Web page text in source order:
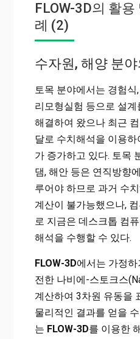
FLOW-3D의 활
례 (2)
수자원, 해양 분
토목 분야에서는 경험식
리모형실험 등으로 설
해결하여 왔으나 최근
달로 수치해석을 이용
가 증가하고 있다. 토목
댐, 해안 등은 연직방향
루어야 하므로 과거 수
계산이 불가능했으나,
로 지금은 데스크톱 컴
해석을 수행할 수 있다.
FLOW-3D에서는 가정
전한 나비에-스토크스
계산하여 3차원 유동을
물리적인 결과를 얻을
는 FLOW-3D를 이용한